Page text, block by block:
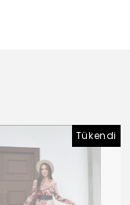
Tükendi